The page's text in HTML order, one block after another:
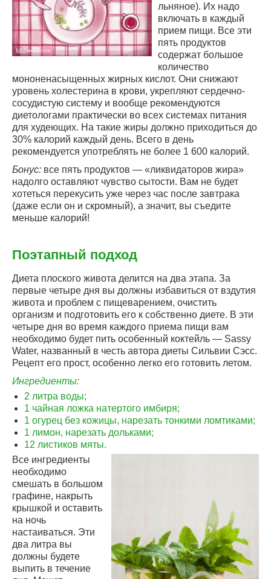
льняное). Их надо
включать в каждый
прием пищи. Все эти
пять продуктов
содержат большое
количество
мононенасыщенных жирных кислот. Они снижают
уровень холестерина в крови, укрепляют сердечно-
сосудистую систему и вообще рекомендуются
диетологами практически во всех системах питания
для худеющих. На такие жиры должно приходиться до
30% калорий каждый день. Всего в день
рекомендуется употреблять не более 1 600 калорий.
Бонус: все пять продуктов — «ликвидаторов жира»
надолго оставляют чувство сытости. Вам не будет
хотеться перекусить уже через час после завтрака
(даже если он и скромный), а значит, вы съедите
меньше калорий!
Поэтапный подход
Диета плоского живота делится на два этапа. За
первые четыре дня вы должны избавиться от вздутия
живота и проблем с пищеварением, очистить
организм и подготовить его к собственно диете. В эти
четыре дня во время каждого приема пищи вам
необходимо будет пить особенный коктейль — Sassy
Water, названный в честь автора диеты Сильвии Сэсс.
Рецепт его прост, особенно легко его готовить летом.
Ингредиенты:
2 литра воды;
1 чайная ложка натертого имбиря;
1 огурец без кожицы, нарезать тонкими ломтиками;
1 лимон, нарезать дольками;
12 листиков мяты.
Все ингредиенты
необходимо
смешать в большом
графине, накрыть
крышкой и оставить
на ночь
настаиваться. Эти
два литра вы
должны будете
выпить в течение